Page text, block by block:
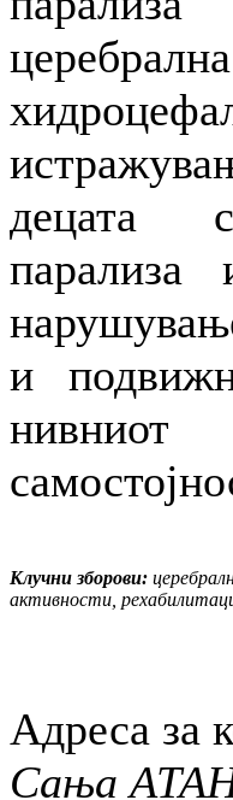
децата
парализа
и
Клучни зборови:
активности,
Адреса за
Сања